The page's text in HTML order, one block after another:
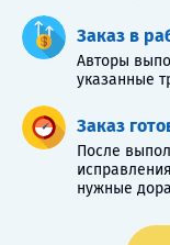
Заказ в
Авторы
указанные
Заказ
После
нужные